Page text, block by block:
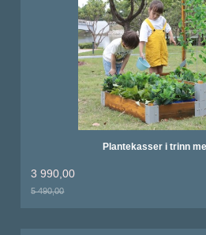
Plantekasser i trinn
3 990,00
5 490,00